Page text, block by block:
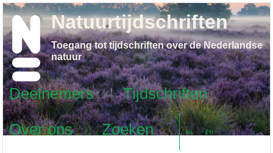
Deelnemers
Tijdschriften
Over ons
Zoeken NL EN
Natuurtijdschriften
Toegang tot tijdschriften over de Nederlandse
natuur